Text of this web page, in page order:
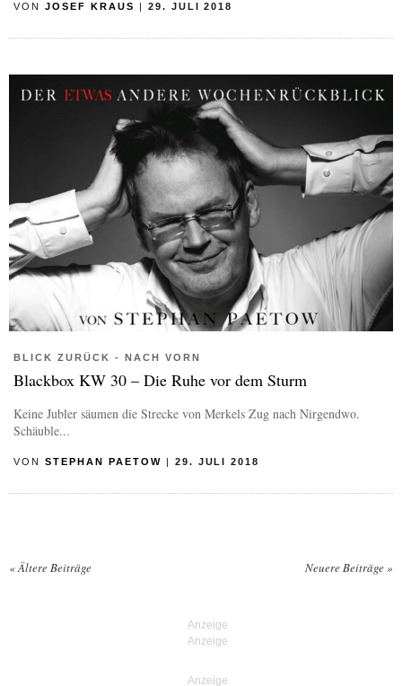
VON JOSEF KRAUS 29. JULI 2018
BLICK ZURÜCK - NACH VORN
Blackbox KW 30 – Die Ruhe vor dem Sturm
Keine Jubler säumen die Strecke von Merkels Zug nach Nirgendwo.
Schäuble...
VON STEPHAN PAETOW | 29. JULI 2018
«Ältere Beiträge Neuere Beiträge»
Anzeige